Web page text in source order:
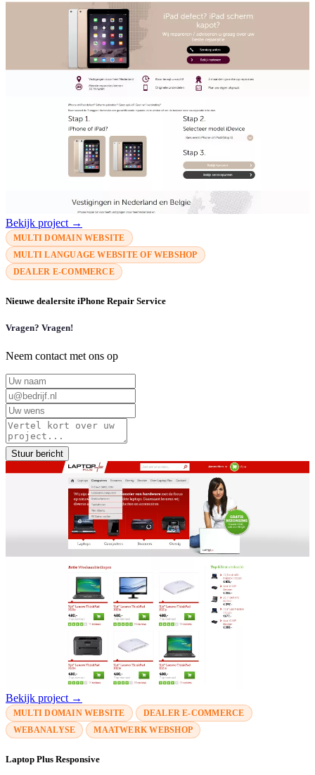
Bekijk project →
MULTI DOMAIN WEBSITE
MULTI LANGUAGE WEBSITE OF WEBSHOP
DEALER E-COMMERCE
Nieuwe dealersite iPhone Repair Service
Vragen? Vragen!
Neem contact met ons op
Stuur bericht
Bekijk project →
MULTI DOMAIN WEBSITE
DEALER E-COMMERCE
WEBANALYSE
MAATWERK WEBSHOP
Laptop Plus Responsive